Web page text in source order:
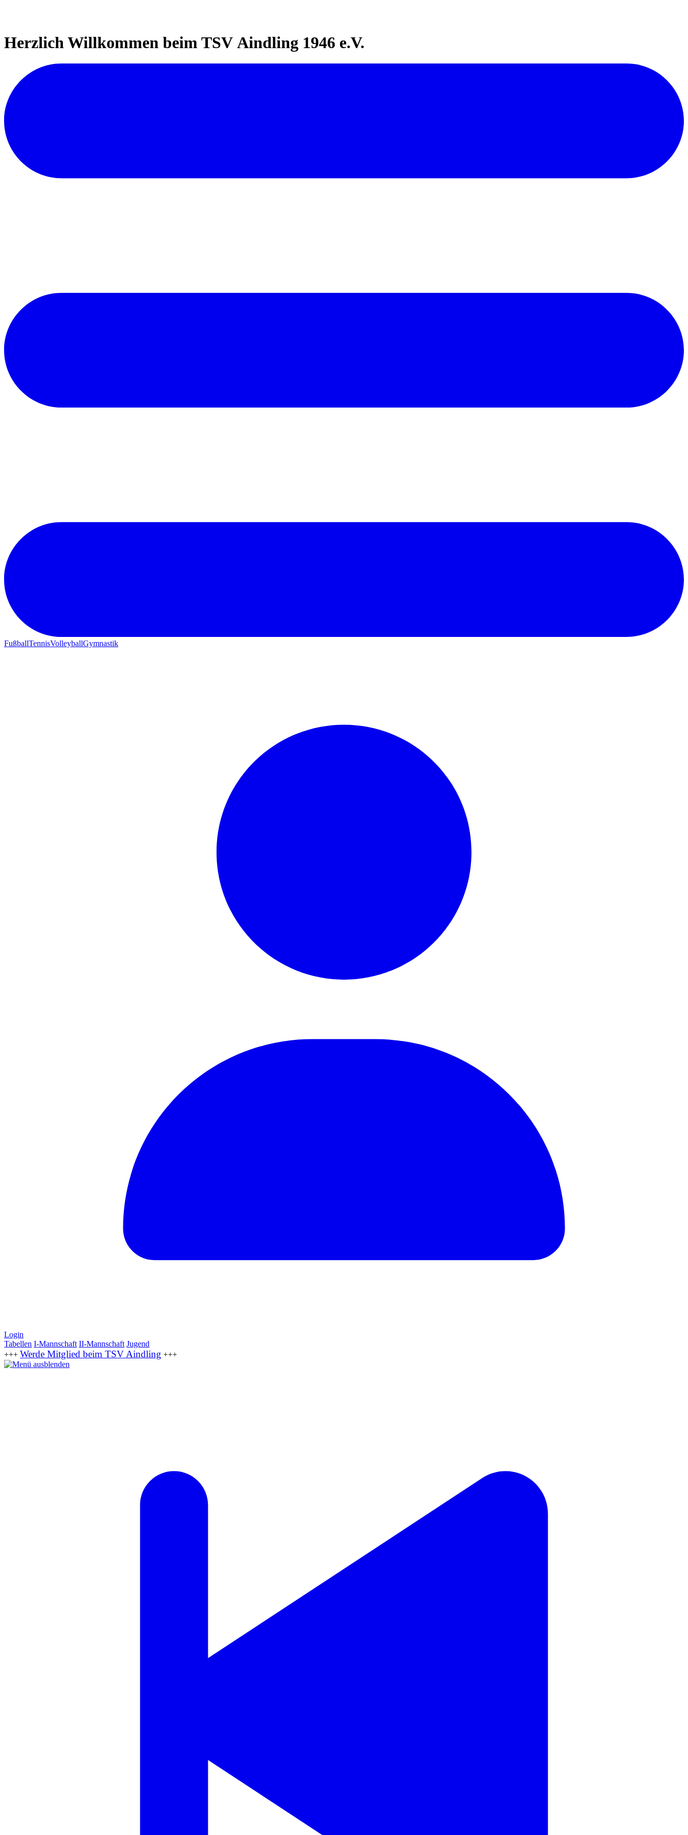
Herzlich Willkommen beim TSV Aindling 1946 e.V.
FußballTennisVolleyballGymnastik
Login
Tabellen I-Mannschaft II-Mannschaft Jugend
+++ Werde Mitglied beim TSV Aindling +++